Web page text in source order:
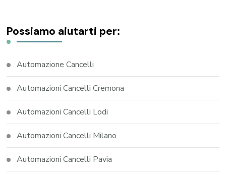
Possiamo aiutarti per:
Automazione Cancelli
Automazioni Cancelli Cremona
Automazioni Cancelli Lodi
Automazioni Cancelli Milano
Automazioni Cancelli Pavia